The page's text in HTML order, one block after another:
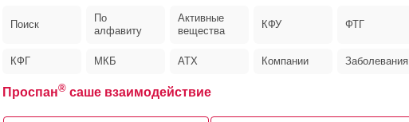
Поиск
По
алфавиту
Активные
вещества
КФУ ФТГ
КФГ МКБ АТХ Компании Заболевания
Проспан®саше взаимодействие